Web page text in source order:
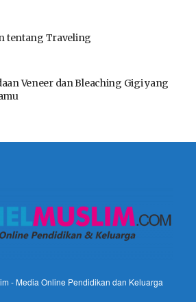
tentang Traveling
Veneer dan Bleaching Gigi yang
- Media Online Pendidikan dan Keluarga